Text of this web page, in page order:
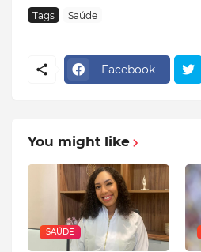
Tags Saúde
Facebook
You might like
SAÚDE